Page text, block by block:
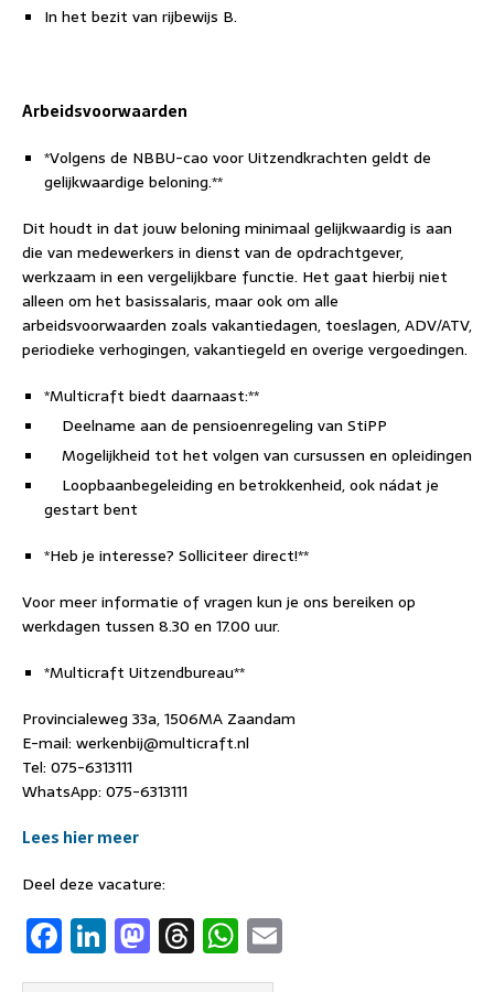
In het bezit van rijbewijs B.
Arbeidsvoorwaarden
*Volgens de NBBU-cao voor Uitzendkrachten geldt de
gelijkwaardige beloning.**
Dit houdt in dat jouw beloning minimaal gelijkwaardig is aan
die van medewerkers in dienst van de opdrachtgever,
werkzaam in een vergelijkbare functie. Het gaat hierbij niet
alleen om het basissalaris, maar ook om alle
arbeidsvoorwaarden zoals vakantiedagen, toeslagen, ADV/ATV,
periodieke verhogingen, vakantiegeld en overige vergoedingen.
*Multicraft biedt daarnaast:**
Deelname aan de pensioenregeling van StiPP
Mogelijkheid tot het volgen van cursussen en opleidingen
Loopbaanbegeleiding en betrokkenheid, ook nádat je
gestart bent
*Heb je interesse? Solliciteer direct!**
Voor meer informatie of vragen kun je ons bereiken op
werkdagen tussen 8.30 en 17.00 uur.
*Multicraft Uitzendbureau**
Provincialeweg 33a, 1506MA Zaandam
E-mail: werkenbij@multicraft.nl
Tel: 075-6313111
WhatsApp: 075-6313111
Lees hier meer
Deel deze vacature:
F
a
Li
n
M
a
T
h
W
h